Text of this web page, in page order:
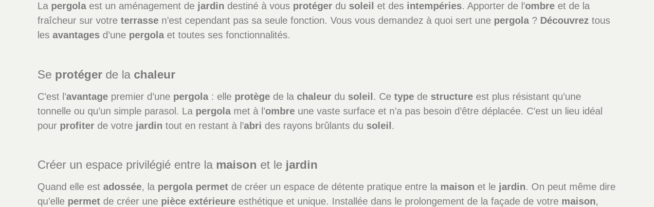
La pergolaest un aménagement de jardin destiné à vous protéger du soleil et des intempéries. Apporter de l’ombre et de la
fraîcheur sur votreterrasse n’est cependant pas sa seule fonction. Vous vous demandez à quoi sert une pergola? Découvrez tous
lesavantages d’une pergolaet toutes ses fonctionnalités.
Se protéger de la chaleur
C’est l’avantage premier d’une pergola: elle protège de lachaleur du soleil. Cetype de structure est plus résistant qu’une
tonnelle ou qu’un simple parasol. La pergolamet à l’ombre une vaste surface et n’a pas besoin d’être déplacée. C’est un lieu idéal
pour profiter de votre jardin tout en restant à l’abri des rayons brûlants du soleil.
Créer un espace privilégié entre la maison et le jardin
Quand elle estadossée, la pergola permet de créer un espace de détente pratique entre la maison et le jardin. On peut même dire
qu’elle permet de créer une pièce extérieure esthétique et unique. Installée dans le prolongement de la façade de votre maison,